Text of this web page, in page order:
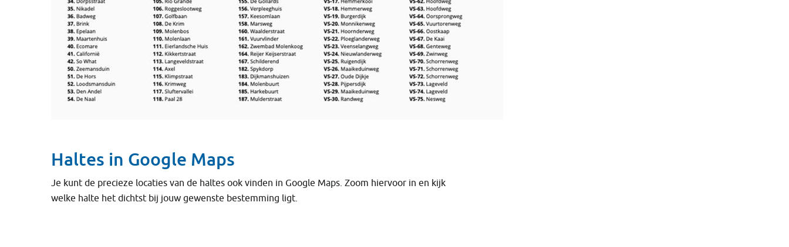
Haltes in Google Maps
Je kunt de precieze locaties van de haltes ook vinden in Google Maps. Zoom hiervoor in en kijk
welke halte het dichtst bij jouw gewenste bestemming ligt.